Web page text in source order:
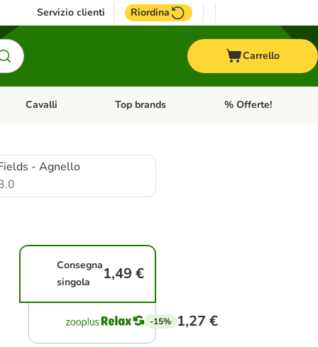
Servizio clienti Riordina
Carrello
Apri Menu Categoria: Acquaristica
Cavalli Apri Menu Categoria: Cavalli
Top brands Apri Menu Categoria:
% Offerte!
- Agnello
Consegna
singola
1,49 €
-15% 1,27 €